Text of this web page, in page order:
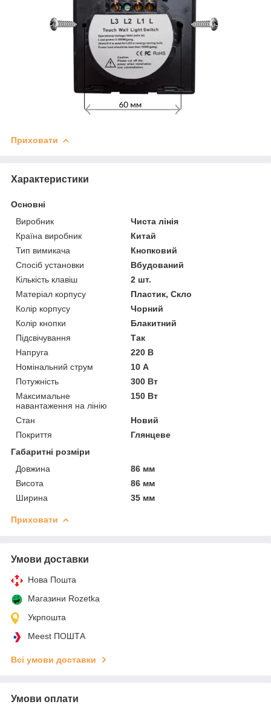
Приховати
Характеристики
Основні
Виробник
Чиста лінія
Країна виробник
Китай
Тип вимикача
Кнопковий
Спосіб установки
Вбудований
Кількість клавіш
2 шт.
Матеріал корпусу
Пластик, Скло
Колір корпусу
Чорний
Колір кнопки
Блакитний
Підсвічування
Так
Напруга
220 В
Номінальний струм
10 А
Потужність
300 Вт
Максимальне
навантаження на лінію
150 Вт
Стан
Новий
Покриття
Глянцеве
Габаритні розміри
Довжина
86 мм
Висота
86 мм
Ширина
35 мм
Приховати
Умови доставки
Нова Пошта
Магазини Rozetka
Укрпошта
Meest ПОШТА
Всі умови доставки
Умови оплати